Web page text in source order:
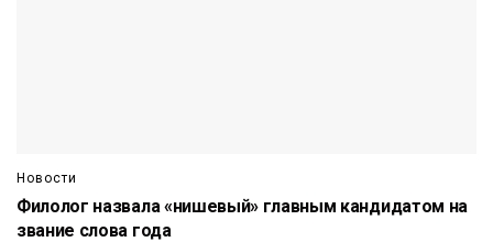
Новости
Филолог назвала «нишевый» главным кандидатом на
звание слова года